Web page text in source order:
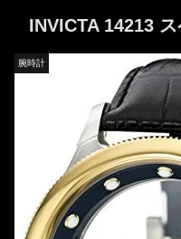
INVICTA 14213
腕時計